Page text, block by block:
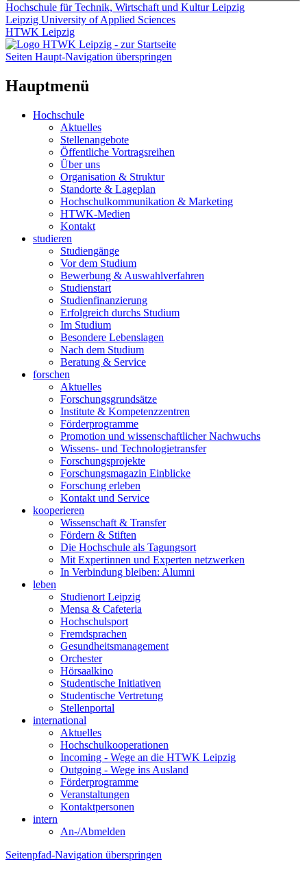
Hochschule für Technik, Wirtschaft und Kultur Leipzig
Leipzig University of Applied Sciences
HTWK Leipzig
Seiten Haupt-Navigation überspringen
Hauptmenü
Hochschule
Aktuelles
Stellenangebote
Öffentliche Vortragsreihen
Über uns
Organisation & Struktur
Standorte & Lageplan
Hochschulkommunikation & Marketing
HTWK-Medien
Kontakt
studieren
Studiengänge
Vor dem Studium
Bewerbung & Auswahlverfahren
Studienstart
Studienfinanzierung
Erfolgreich durchs Studium
Im Studium
Besondere Lebenslagen
Nach dem Studium
Beratung & Service
forschen
Aktuelles
Forschungsgrundsätze
Institute & Kompetenzzentren
Förderprogramme
Promotion und wissenschaftlicher Nachwuchs
Wissens- und Technologietransfer
Forschungsprojekte
Forschungsmagazin Einblicke
Forschung erleben
Kontakt und Service
kooperieren
Wissenschaft & Transfer
Fördern & Stiften
Die Hochschule als Tagungsort
Mit Expertinnen und Experten netzwerken
In Verbindung bleiben: Alumni
leben
Studienort Leipzig
Mensa & Cafeteria
Hochschulsport
Fremdsprachen
Gesundheitsmanagement
Orchester
Hörsaalkino
Studentische Initiativen
Studentische Vertretung
Stellenportal
international
Aktuelles
Hochschulkooperationen
Incoming - Wege an die HTWK Leipzig
Outgoing - Wege ins Ausland
Förderprogramme
Veranstaltungen
Kontaktpersonen
intern
An-/Abmelden
Seitenpfad-Navigation überspringen